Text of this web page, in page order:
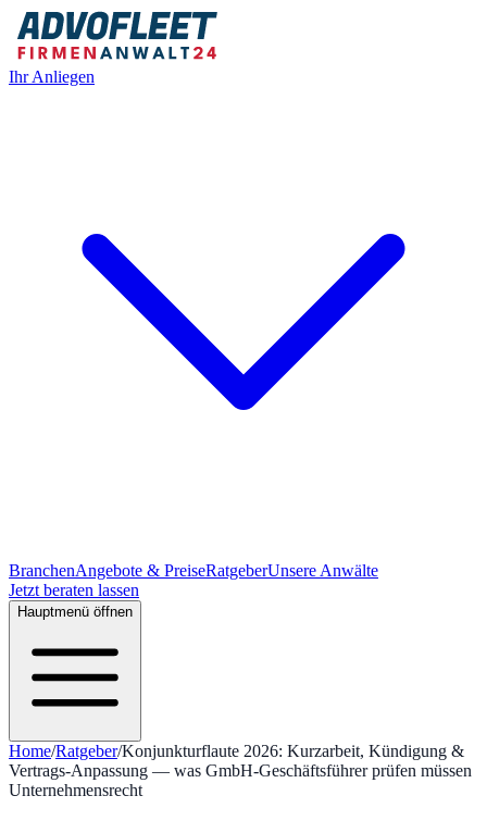
Ihr Anliegen
BranchenAngebote & PreiseRatgeberUnsere Anwälte
Jetzt beraten lassen
Hauptmenü öffnen
Home/Ratgeber/Konjunkturflaute 2026: Kurzarbeit, Kündigung &
Vertrags-Anpassung — was GmbH-Geschäftsführer prüfen müssen
Unternehmensrecht